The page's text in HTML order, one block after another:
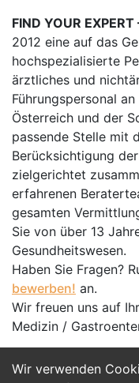
Wir verwenden
FIND YOUR
2012 eine auf das
hochspezialisierte
ärztliches und
Führungspersonal
Österreich und der
passende Stelle mit
Berücksichtigung
zielgerichtet
erfahrenen
gesamten
Sie von über 13
Gesundheitswesen.
Haben Sie Fragen?
bewerben! an.
Wir freuen uns auf
Medizin /